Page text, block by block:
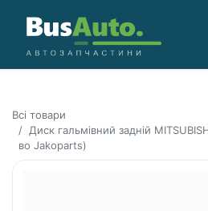
Всі товари
Диск гальмівний задній
во Jakoparts)